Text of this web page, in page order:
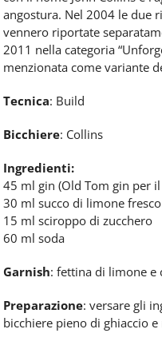
angostura. Nel 2004 le due
vennero riportate
2011 nella categoria
menzionata come variante
Tecnica: Build
Bicchiere: Collins
Ingredienti:
45 ml gin (Old Tom gin per
30 ml succo di limone fresco
15 ml sciroppo di zucchero
60 ml soda
Garnish: fettina di limone e
Preparazione: versare gli
bicchiere pieno di ghiaccio e